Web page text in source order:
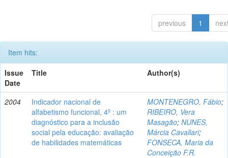
previous 1
Item hits:
Issue
Date
Title Author(s)
2004
Indicador nacional de
alfabetismo funcional, 4º : um
diagnóstico para a inclusão
social pela educação: avaliação
de habilidades matemáticas
MONTENEGRO, Fábio;
RIBEIRO, Vera
Masagão; NUNES,
Márcia Cavallari;
FONSECA, Maria da
Conceição F.R.